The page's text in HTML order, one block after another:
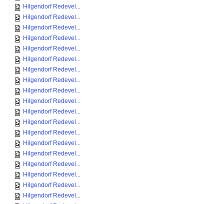
Hilgendorf Redevel...
Hilgendorf Redevel...
Hilgendorf Redevel...
Hilgendorf Redevel...
Hilgendorf Redevel...
Hilgendorf Redevel...
Hilgendorf Redevel...
Hilgendorf Redevel...
Hilgendorf Redevel...
Hilgendorf Redevel...
Hilgendorf Redevel...
Hilgendorf Redevel...
Hilgendorf Redevel...
Hilgendorf Redevel...
Hilgendorf Redevel...
Hilgendorf Redevel...
Hilgendorf Redevel...
Hilgendorf Redevel...
Hilgendorf Redevel...